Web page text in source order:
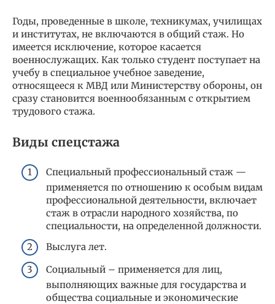
Годы, проведенные в школе, техникумах, училищах
и институтах, не включаются в общий стаж. Но
имеется исключение, которое касается
военнослужащих. Как только студент поступает на
учебу в специальное учебное заведение,
относящееся к МВД или Министерству обороны, он
сразу становится военнообязанным с открытием
трудового стажа.
Виды спецстажа
Специальный профессиональный стаж —
применяется по отношению к особым видам
профессиональной деятельности, включает
стаж в отрасли народного хозяйства, по
специальности, на определенной должности.
Выслуга лет.
Социальный – применяется для лиц,
выполняющих важные для государства и
общества социальные и экономические